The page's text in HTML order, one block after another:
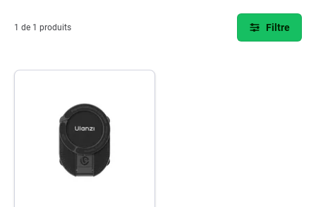
1 de 1 produits Filtre